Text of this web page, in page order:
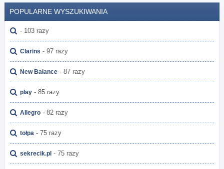
POPULARNE WYSZUKIWANIA
- 103 razy
Clarins - 97 razy
New Balance - 87 razy
play - 85 razy
Allegro - 82 razy
tołpa - 75 razy
sekrecik.pl - 75 razy